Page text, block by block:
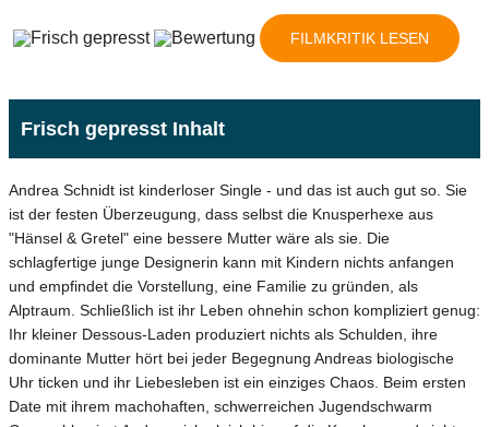
FILMKRITIK LESEN
Frisch gepresst Inhalt
Andrea Schnidt ist kinderloser Single - und das ist auch gut so. Sie
ist der festen Überzeugung, dass selbst die Knusperhexe aus
"Hänsel & Gretel" eine bessere Mutter wäre als sie. Die
schlagfertige junge Designerin kann mit Kindern nichts anfangen
und empfindet die Vorstellung, eine Familie zu gründen, als
Alptraum. Schließlich ist ihr Leben ohnehin schon kompliziert genug:
Ihr kleiner Dessous-Laden produziert nichts als Schulden, ihre
dominante Mutter hört bei jeder Begegnung Andreas biologische
Uhr ticken und ihr Liebesleben ist ein einziges Chaos. Beim ersten
Date mit ihrem machohaften, schwerreichen Jugendschwarm